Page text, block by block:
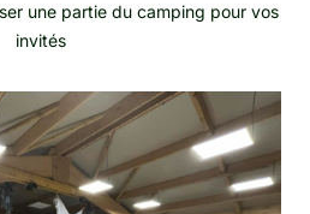
une partie du camping pour vos
invités